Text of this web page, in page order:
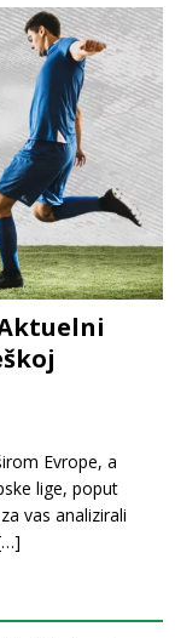
Evrope, a
lige, poput
vas analizirali